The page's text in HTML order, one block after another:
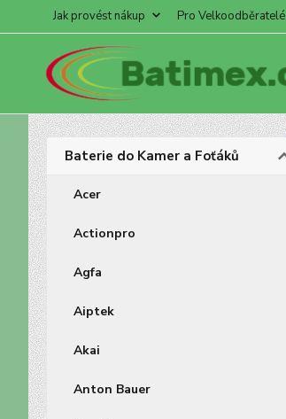
Jak provést nákup Pro Velkoodběratelé
Baterie do Kamer a Foťáků
Acer
Actionpro
Agfa
Aiptek
Akai
Anton Bauer